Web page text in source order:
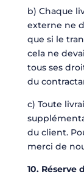
b) Chaque
externe ne
que si le
cela ne
tous ses
du
c) Toute
du client.
merci de
10. Réserve